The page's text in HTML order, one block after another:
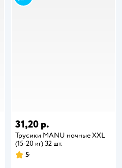
31,20 р.
Трусики MANU ночные XXL
(15-20 кг) 32 шт.
5